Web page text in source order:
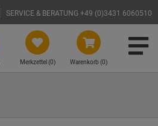
SERVICE & BERATUNG +49 (0)3431 6060510
Warenkorb (0)
Merkzettel (0)